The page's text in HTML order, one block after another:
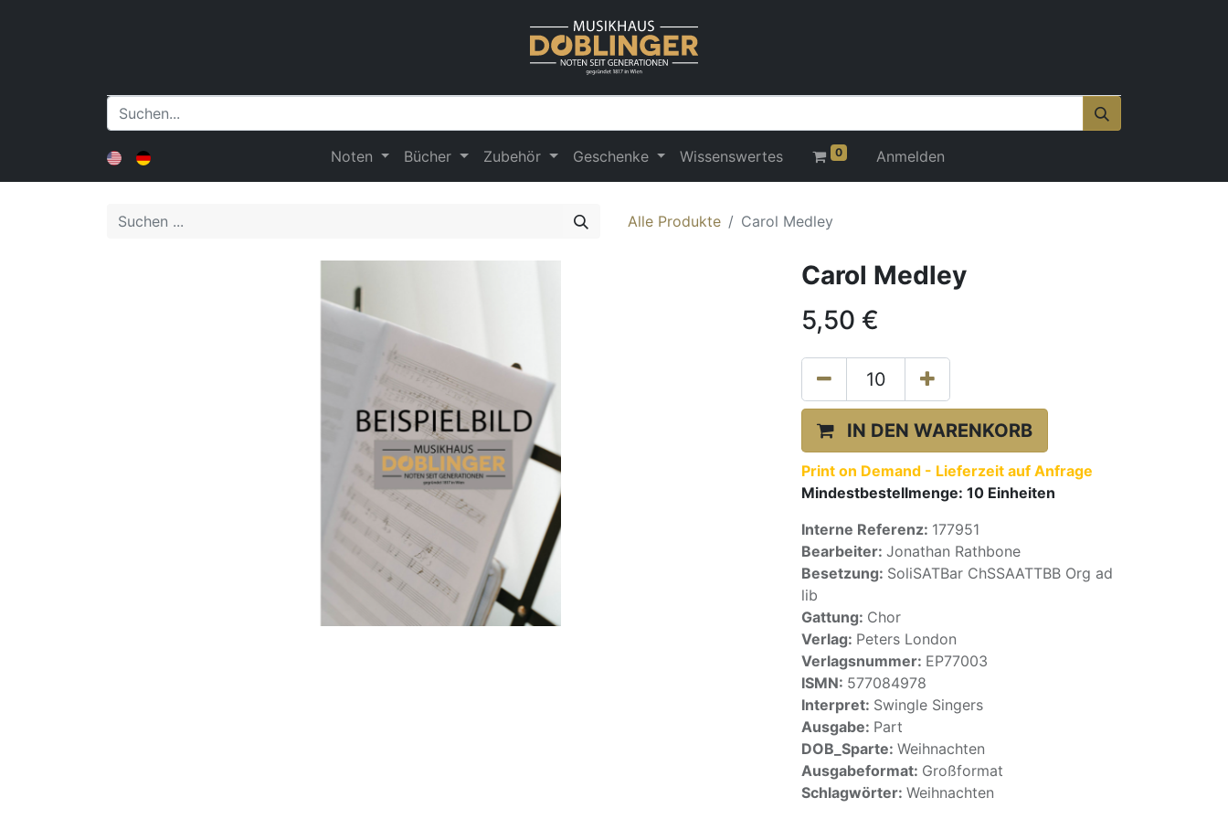
Noten Bücher Zubehör Geschenke Wissenswertes 0 Anmelden
Alle Produkte Carol Medley
Carol Medley
5,50 €
IN DEN WARENKORB
Print on Demand - Lieferzeit auf Anfrage
Mindestbestellmenge: 10 Einheiten
Interne Referenz: 177951
Bearbeiter: Jonathan Rathbone
Besetzung: SoliSATBar ChSSAATTBB Org ad
lib
Gattung: Chor
Verlag: Peters London
Verlagsnummer: EP77003
ISMN: 577084978
Interpret: Swingle Singers
Ausgabe: Part
DOB_Sparte: Weihnachten
Ausgabeformat: Großformat
Schlagwörter: Weihnachten